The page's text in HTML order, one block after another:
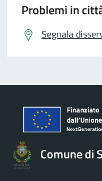
Problemi in
Segnala
Comune di